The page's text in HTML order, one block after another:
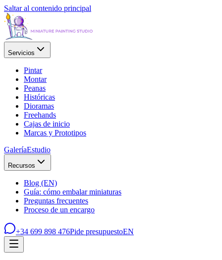
Saltar al contenido principal
Servicios
Pintar
Montar
Peanas
Históricas
Dioramas
Freehands
Cajas de inicio
Marcas y Prototipos
GaleríaEstudio
Recursos
Blog (EN)
Guía: cómo embalar miniaturas
Preguntas frecuentes
Proceso de un encargo
+34 699 898 476Pide presupuestoEN